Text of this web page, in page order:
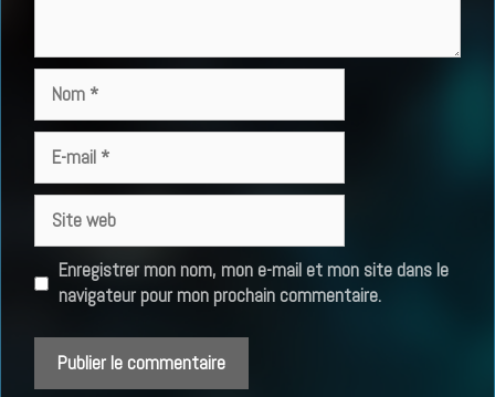
mail
web
Enregistrer mon nom, mon e-mail et mon site dans le
navigateur pour mon prochain commentaire.